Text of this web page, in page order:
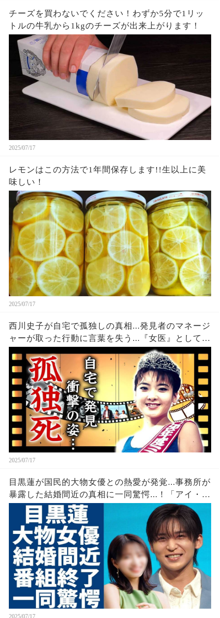
チーズを買わないでください！わずか5分で1リッ
トルの牛乳から1kgのチーズが出来上がります！
2025/07/17
レモンはこの方法で1年間保存します!!生以上に美
味しい！
2025/07/17
西川史子が自宅で孤独しの真相...発見者のマネージ
ャーが取った行動に言葉を失う...『女医』としても
有名な二刀流タレントの熟年離婚の実態...訴訟問題
に発展した泥沼劇に驚きを隠せない...
2025/07/17
目黒蓮が国民的大物女優との熱愛が発覚...事務所が
暴露した結婚間近の真相に一同驚愕...！「アイ・ア
ム・冒険少年」が終了決定でファンが感じていた
予兆に言葉を失う...
2025/07/17